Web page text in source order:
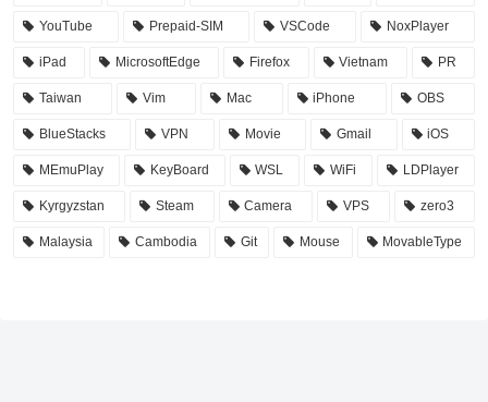
YouTube Prepaid-SIM VSCode NoxPlayer
iPad MicrosoftEdge Firefox Vietnam PR
Taiwan Vim Mac iPhone OBS
BlueStacks VPN Movie Gmail iOS
MEmuPlay KeyBoard WSL WiFi LDPlayer
Kyrgyzstan Steam Camera VPS zero3
Malaysia Cambodia Git Mouse MovableType